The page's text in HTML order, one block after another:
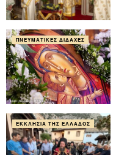
ΠΝΕΥΜΑΤΙΚΈΣ ΔΙΔΑΧΈΣ
ΕΚΚΛΗΣΊΑ ΤΗΣ ΕΛΛΆΔΟΣ